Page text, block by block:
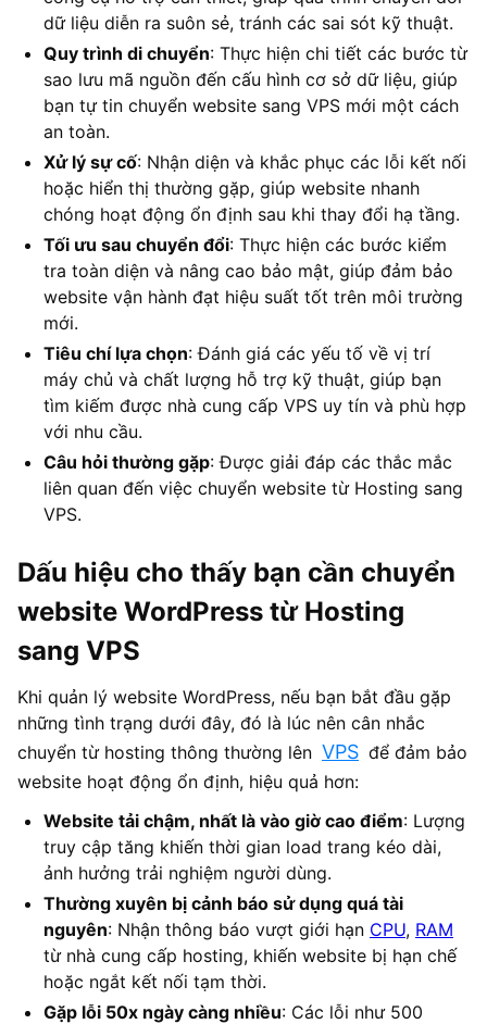
dữ liệu diễn ra suôn sẻ, tránh các sai sót kỹ thuật.
Quy trình di chuyển: Thực hiện chi tiết các bước từ
sao lưu mã nguồn đến cấu hình cơ sở dữ liệu, giúp
bạn tự tin chuyển website sang VPS mới một cách
an toàn.
Xử lý sự cố: Nhận diện và khắc phục các lỗi kết nối
hoặc hiển thị thường gặp, giúp website nhanh
chóng hoạt động ổn định sau khi thay đổi hạ tầng.
Tối ưu sau chuyển đổi: Thực hiện các bước kiểm
tra toàn diện và nâng cao bảo mật, giúp đảm bảo
website vận hành đạt hiệu suất tốt trên môi trường
mới.
Tiêu chí lựa chọn: Đánh giá các yếu tố về vị trí
máy chủ và chất lượng hỗ trợ kỹ thuật, giúp bạn
tìm kiếm được nhà cung cấp VPS uy tín và phù hợp
với nhu cầu.
Câu hỏi thường gặp: Được giải đáp các thắc mắc
liên quan đến việc chuyển website từ Hosting sang
VPS.
Dấu hiệu cho thấy bạn cần chuyển
website WordPress từ Hosting
sang VPS
Khi quản lý website WordPress, nếu bạn bắt đầu gặp
những tình trạng dưới đây, đó là lúc nên cân nhắc
chuyển từ hosting thông thường lên VPS để đảm bảo
website hoạt động ổn định, hiệu quả hơn:
Website tải chậm, nhất là vào giờ cao điểm: Lượng
truy cập tăng khiến thời gian load trang kéo dài,
ảnh hưởng trải nghiệm người dùng.
Thường xuyên bị cảnh báo sử dụng quá tài
nguyên: Nhận thông báo vượt giới hạn CPU, RAM
từ nhà cung cấp hosting, khiến website bị hạn chế
hoặc ngắt kết nối tạm thời.
Gặp lỗi 50x ngày càng nhiều: Các lỗi như 500